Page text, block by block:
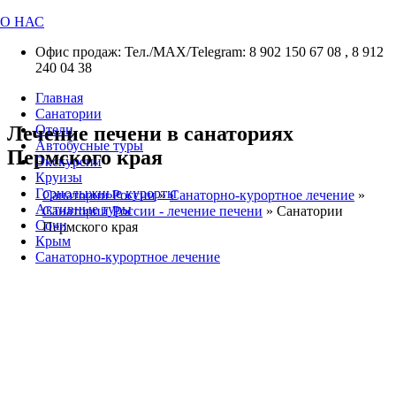
О НАС
Офис продаж: Тел./МАХ/Telegram: 8 902 150 67 08 , 8 912
240 04 38
Главная
Санатории
Отели
Автобусные туры
Экскурсии
Круизы
Горнолыжные курорты
Активные туры
Сочи
Крым
Санаторно-курортное лечение
Лечение печени в санаториях
Пермского края
Санатории России»Санаторно-курортное лечение »
Санатории России - лечение печени » Санатории
Пермского края